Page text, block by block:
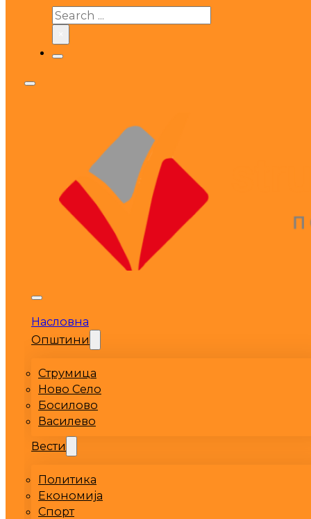
Search
Насловна
Општини
Струмица
Ново Село
Босилово
Василево
Вести
Политика
Економија
Спорт